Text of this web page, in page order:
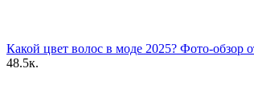
Какой цвет волос в моде 2025? Фото-обзор
48.5к.